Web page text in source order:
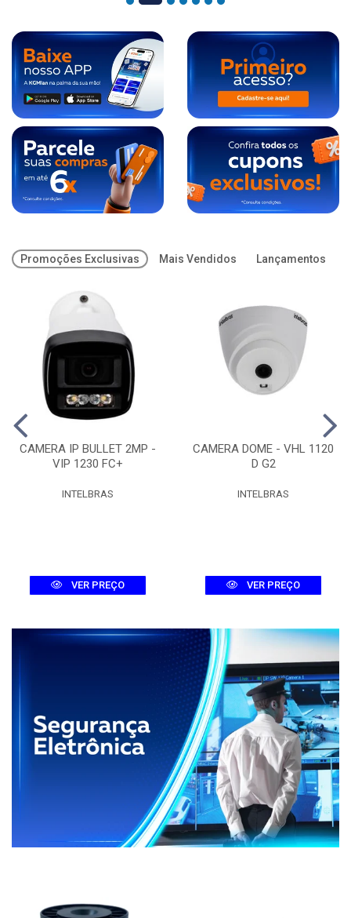
Promoções Exclusivas Mais Vendidos Lançamentos
CAMERA IP BULLET 2MP -
VIP 1230 FC+
INTELBRAS
VER PREÇO
CAMERA DOME - VHL 1120
D G2
INTELBRAS
VER PREÇO